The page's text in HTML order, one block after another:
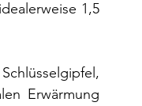
1,5
Erwärmung